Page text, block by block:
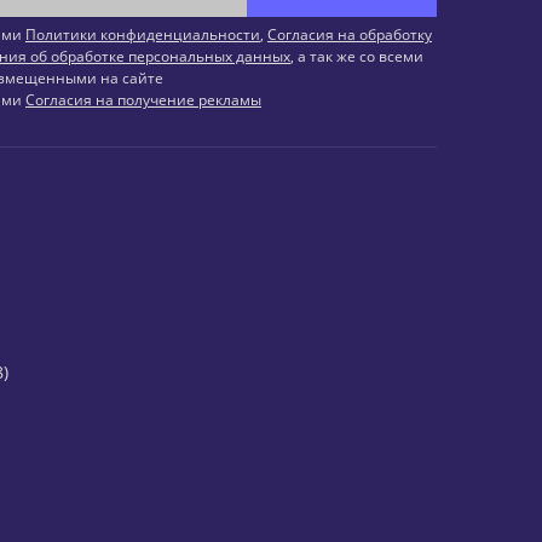
Политики конфиденциальности, Согласия на обработку
об обработке персональных данных, а так же со всеми
на сайте
Согласия на получение рекламы